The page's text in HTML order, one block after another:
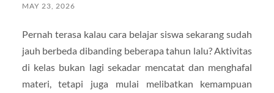
MAY 23, 2026
Pernah terasa kalau cara belajar siswa sekarang sudah
jauh berbeda dibanding beberapa tahun lalu? Aktivitas
di kelas bukan lagi sekadar mencatat dan menghafal
materi, tetapi juga mulai melibatkan kemampuan